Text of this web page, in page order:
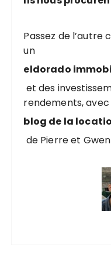
h
p
o
u
:
Passez de l’autre
un
eldorado
et des
rendements, avec
blog de la
de Pierre et Gwen